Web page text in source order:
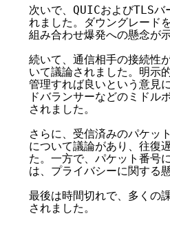
次いで、QUICおよびTLS
れました。ダウングレード
組み合わせ爆発への懸念が
続いて、通信相手の接続性
いて議論されました。明示
管理すれば良いという意見
ドバランサーなどのミドル
されました。
さらに、受信済みのパケッ
について議論があり、往復
た。一方で、パケット番号
は、プライバシーに関する
最後は時間切れで、多く
されました。